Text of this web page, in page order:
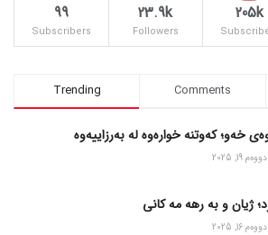
205k
23.9k
Followers
99
Subscribers
Trending Comments
خەو؛ کەوتنە خوارەوە لە بەرزاییەوە
2025
ژیان و به رهه مه کانی
2025